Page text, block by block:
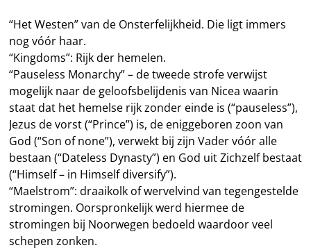
“Het Westen” van de Onsterfelijkheid. Die ligt immers
nog vóór haar.
“Kingdoms”: Rijk der hemelen.
“Pauseless Monarchy” – de tweede strofe verwijst
mogelijk naar de geloofsbelijdenis van Nicea waarin
staat dat het hemelse rijk zonder einde is (“pauseless”),
Jezus de vorst (“Prince”) is, de eniggeboren zoon van
God (“Son of none”), verwekt bij zijn Vader vóór alle
bestaan (“Dateless Dynasty”) en God uit Zichzelf bestaat
(“Himself – in Himself diversify”).
“Maelstrom”: draaikolk of wervelvind van tegengestelde
stromingen. Oorspronkelijk werd hiermee de
stromingen bij Noorwegen bedoeld waardoor veel
schepen zonken.